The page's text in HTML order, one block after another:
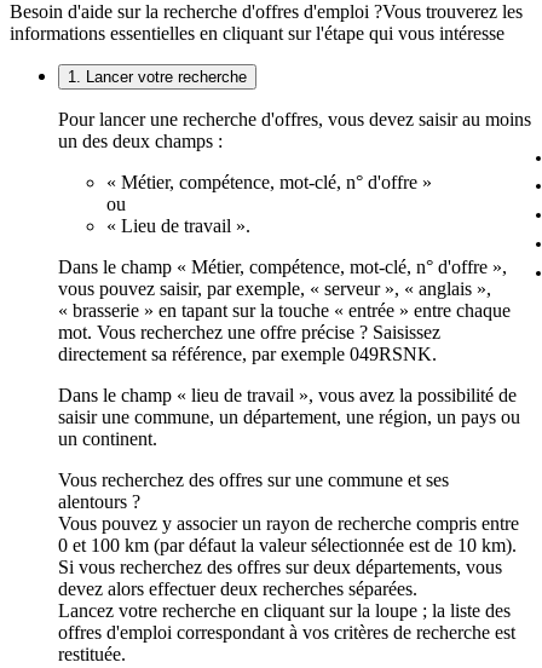
Besoin d'aide sur la recherche d'offres d'emploi ?Vous trouverez les
informations essentielles en cliquant sur l'étape qui vous intéresse
1. Lancer votre recherche
Pour lancer une recherche d'offres, vous devez saisir au moins
un des deux champs :
« Métier, compétence, mot-clé, n° d'offre »
ou
« Lieu de travail ».
Dans le champ « Métier, compétence, mot-clé, n° d'offre »,
vous pouvez saisir, par exemple, « serveur », « anglais »,
« brasserie » en tapant sur la touche « entrée » entre chaque
mot. Vous recherchez une offre précise ? Saisissez
directement sa référence, par exemple 049RSNK.
Dans le champ « lieu de travail », vous avez la possibilité de
saisir une commune, un département, une région, un pays ou
un continent.
Vous recherchez des offres sur une commune et ses
alentours ?
Vous pouvez y associer un rayon de recherche compris entre
0 et 100 km (par défaut la valeur sélectionnée est de 10 km).
Si vous recherchez des offres sur deux départements, vous
devez alors effectuer deux recherches séparées.
Lancez votre recherche en cliquant sur la loupe ; la liste des
offres d'emploi correspondant à vos critères de recherche est
restituée.